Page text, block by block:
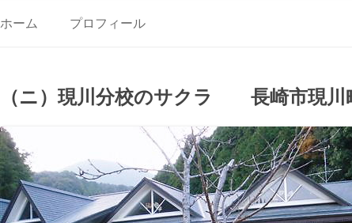
ホーム プロフィール
（ニ）現川分校のサクラ 長崎市現川